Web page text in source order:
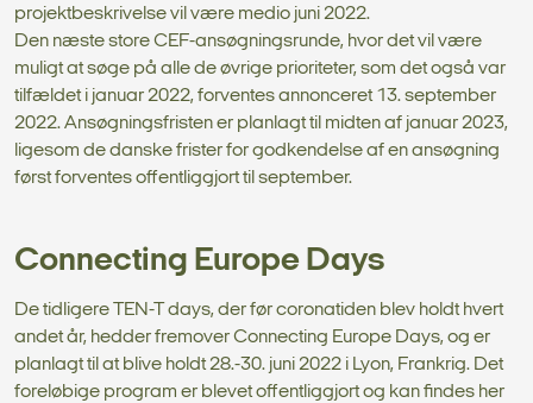
projektbeskrivelse vil være medio juni 2022.
Den næste store CEF-ansøgningsrunde, hvor det vil være
muligt at søge på alle de øvrige prioriteter, som det også var
tilfældet i januar 2022, forventes annonceret 13. september
2022. Ansøgningsfristen er planlagt til midten af januar 2023,
ligesom de danske frister for godkendelse af en ansøgning
først forventes offentliggjort til september.
Connecting Europe Days
De tidligere TEN-T days, der før coronatiden blev holdt hvert
andet år, hedder fremover Connecting Europe Days, og er
planlagt til at blive holdt 28.-30. juni 2022 i Lyon, Frankrig. Det
foreløbige program er blevet offentliggjort og kan findes her